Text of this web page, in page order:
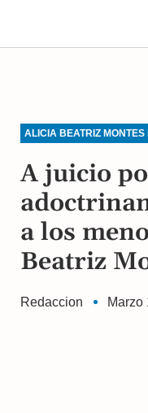
ALICIA BEATRIZ MONTES
A juicio
a los
Beatriz
Redaccion Marzo